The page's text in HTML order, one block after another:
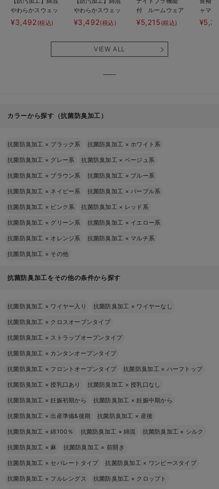
やわらかスウェッ
ト半袖ティアード
ネグリジェ マタ
¥3,492 (税込)
やわらかスウェッ
ト半袖フレアワン
ピース マタニテ
も長く使える】
¥3,492(税込)
付 ルームウェア
にもなる授乳キャ
ミソール
¥5,215 (税込)
ャマ
ェー
VIEW ALL
カラーから探す（抗菌防臭加工）
抗菌防臭加工 × ブラック系 抗菌防臭加工 ×ホワイト系
抗菌防臭加工 × グレー系 抗菌防臭加工 × ベージュ系
抗菌防臭加工 × ブラウン系 抗菌防臭加工 × ブルー系
抗菌防臭加工 × ネイビー系 抗菌防臭加工 ×パープル系
抗菌防臭加工 × ピンク系 抗菌防臭加工 × レッド系
抗菌防臭加工 × グリーン系 抗菌防臭加工 × イエロー系
抗菌防臭加工 × オレンジ系 抗菌防臭加工 × マルチ系
抗菌防臭加工 × その他
抗菌防臭加工をその他の条件から探す
抗菌防臭加工 × ワイヤー入り 抗菌防臭加工 × ワイヤーなし
抗菌防臭加工 × クロスオープンタイプ
抗菌防臭加工 × ストラップオープンタイプ
抗菌防臭加工 × カンタンオープンタイプ
抗菌防臭加工 × フロントオープンタイプ 抗菌防臭加工 × ハーフトップ
抗菌防臭加工 ×授乳口あり 抗菌防臭加工 ×授乳口なし
抗菌防臭加工 ×妊娠初期から 抗菌防臭加工 ×妊娠中期から
抗菌防臭加工 × 出産準備&後期 抗菌防臭加工 × 産後
抗菌防臭加工 ×綿100％ 抗菌防臭加工 ×綿混 抗菌防臭加工 × シルク
抗菌防臭加工 × 麻 抗菌防臭加工 × 前開き
抗菌防臭加工 × セパレートタイプ 抗菌防臭加工 × ワンピースタイプ
抗菌防臭加工 × フルレングス 抗菌防臭加工 × クロップト